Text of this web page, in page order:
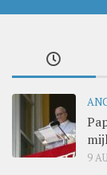
9